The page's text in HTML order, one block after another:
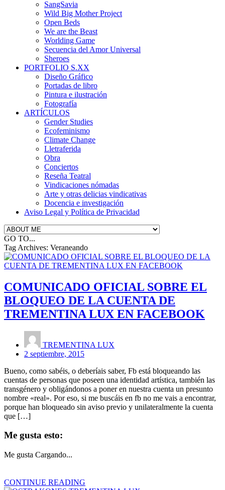
SangSavia
Wild Big Mother Project
Open Beds
We are the Beast
Worlding Game
Secuencia del Amor Universal
Sheroes
PORTFOLIO S.XX
Diseño Gráfico
Portadas de libro
Pintura e ilustración
Fotografía
ARTÍCULOS
Gender Studies
Ecofeminismo
Climate Change
Lletraferida
Obra
Conciertos
Reseña Teatral
Vindicaciones nómadas
Arte y otras delicias vindicativas
Docencia e investigación
Aviso Legal y Política de Privacidad
GO TO...
Tag Archives: Veraneando
COMUNICADO OFICIAL SOBRE EL
BLOQUEO DE LA CUENTA DE
TREMENTINA LUX EN FACEBOOK
TREMENTINA LUX
2 septiembre, 2015
Bueno, como sabéis, o deberíais saber, Fb está bloqueando las
cuentas de personas que poseen una identidad artística, también las
transgénero y obligándonos a poner en nuestra cuenta un presunto
nombre «real». Por eso, si me buscáis en fb no me vais a encontrar,
porque han bloqueado sin aviso previo y unilateralmente la cuenta
que […]
Me gusta esto:
Me gusta Cargando...
CONTINUE READING